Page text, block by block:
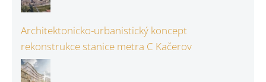
Architektonicko-urbanistický koncept
rekonstrukce stanice metra C Kačerov